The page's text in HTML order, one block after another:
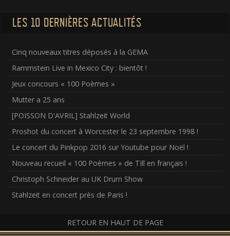
LES 10 DERNIÈRES ACTUALITÉS
Cinq nouveaux titres déposés à la GEMA
Rammstein Live in Mexico City : bientôt !
Jeux concours « 100 Poèmes »
Mutter a 25 ans
[POISSON D'AVRIL] Stahlzeit World
Proshot du concert à Worcester le 23 septembre 1998 !
Le concert du Pinkpop 2016 sur Youtube pour Noël !
Nouveau recueil « 100 Poèmes » de Till en français !
Christoph Schneider au UK Drum Show
Stahlzeit en concert près de Paris !
RETOUR EN HAUT DE PAGE